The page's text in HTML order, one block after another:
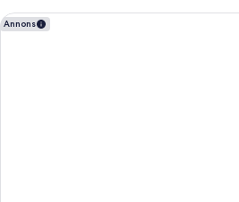
Annons
Planet Hollywood Resort & Casino